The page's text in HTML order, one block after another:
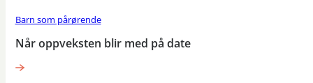
Barn som pårørende
Når oppveksten blir med på date